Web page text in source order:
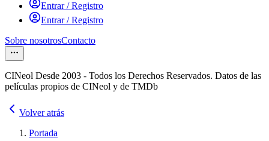
Entrar / Registro
Entrar / Registro
Sobre nosotrosContacto
CINeol Desde 2003 - Todos los Derechos Reservados. Datos de las
películas propios de CINeol y de TMDb
Volver atrás
Portada